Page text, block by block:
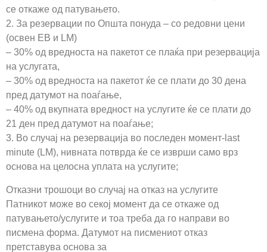
се откаже од патувањето.
2. За резервации по Општа понуда – со редовни цени
(освен EB и LM)
– 30% од вредноста на пакетот се плаќа при резервација
на услугата,
– 30% од вредноста на пакетот ќе се плати до 30 дена
пред датумот на поаѓање,
– 40% од вкупната вредност на услугите ќе се плати до
21 ден пред датумот на поаѓање;
3. Во случај на резервација во последен момент-last
minute (LM), нивната потврда ќе се изврши само врз
основа на целосна уплата на услугите;
Отказни трошоци во случај на отказ на услугите
Патникот може во секој момент да се откаже од
патувањето/услугите и тоа треба да го направи во
писмена форма. Датумот на писмениот отказ
претставува основа за